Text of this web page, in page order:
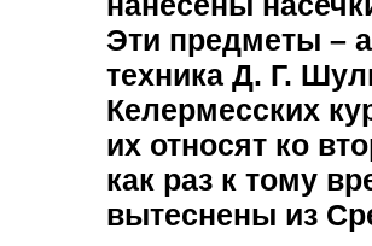
Эти предметы –
техника Д. Г.
Келермесских
их относят ко
как раз к тому
вытеснены из